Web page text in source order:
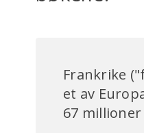
Frankrike
et av
67